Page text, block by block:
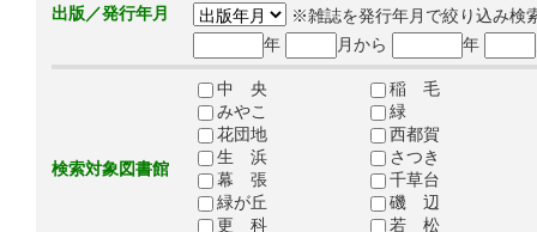
出版／発行年月
※雑誌を発行年月で絞り込み検
年
月から 年
検索対象図書館
中 央
稲 毛
みやこ
緑
花団地
西都賀
生 浜
さつき
幕 張
千草台
緑が丘
磯 辺
更 科
若 松